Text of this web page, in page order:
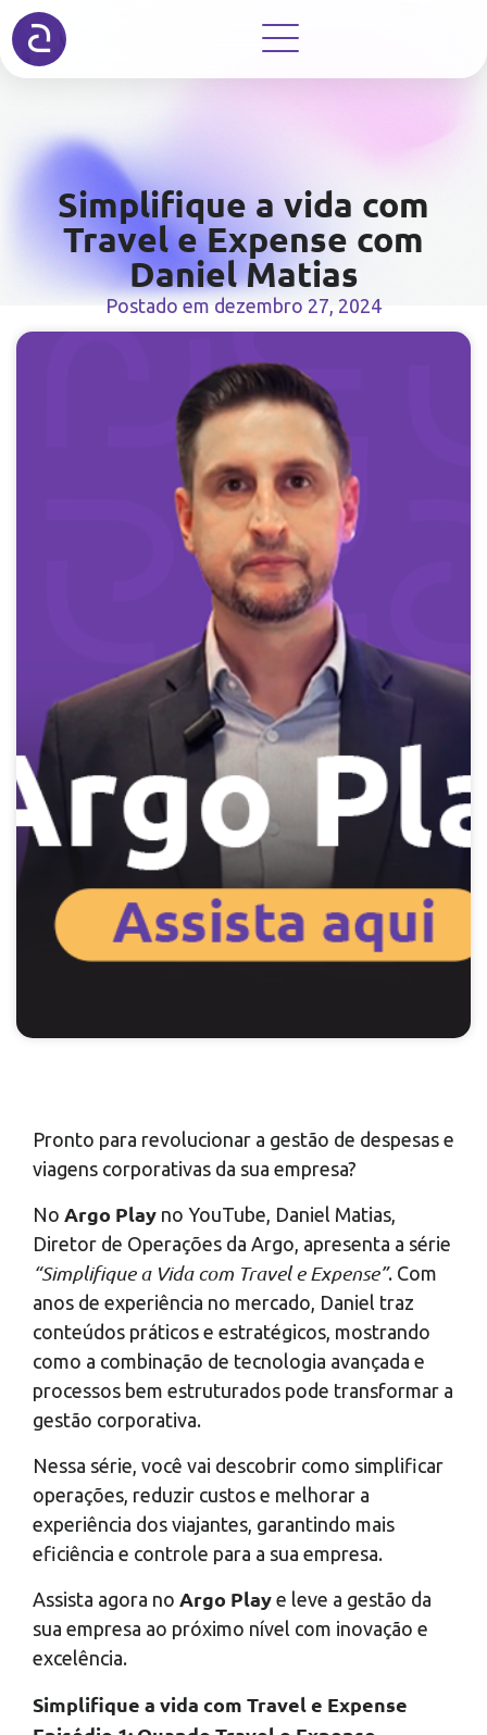
Simplifique a vida com
Travel e Expense com
Daniel Matias
Postado em dezembro 27, 2024
Pronto para revolucionar a gestão de despesas e
viagens corporativas da sua empresa?
No Argo Play no YouTube, Daniel Matias,
Diretor de Operações da Argo, apresenta a série
“Simplifique a Vida com Travel e Expense”. Com
anos de experiência no mercado, Daniel traz
conteúdos práticos e estratégicos, mostrando
como a combinação de tecnologia avançada e
processos bem estruturados pode transformar a
gestão corporativa.
Nessa série, você vai descobrir como simplificar
operações, reduzir custos e melhorar a
experiência dos viajantes, garantindo mais
eficiência e controle para a sua empresa.
Assista agora no Argo Play e leve a gestão da
sua empresa ao próximo nível com inovação e
excelência.
Simplifique a vida com Travel e Expense